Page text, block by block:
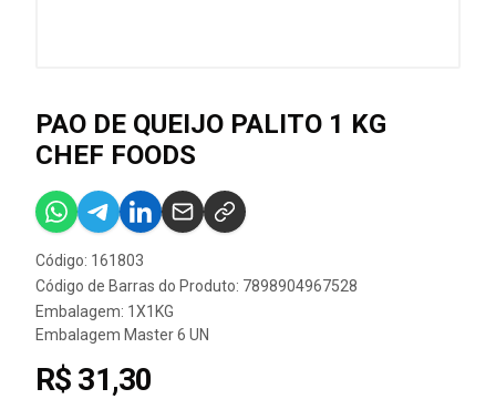
PAO DE QUEIJO PALITO 1 KG
CHEF FOODS
Código: 161803
Código de Barras do Produto: 7898904967528
Embalagem: 1X1KG
Embalagem Master 6 UN
R$ 31,30